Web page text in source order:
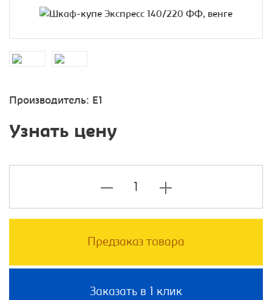
Производитель: E1
Узнать цену
Предзаказ товара
Заказать в 1 клик